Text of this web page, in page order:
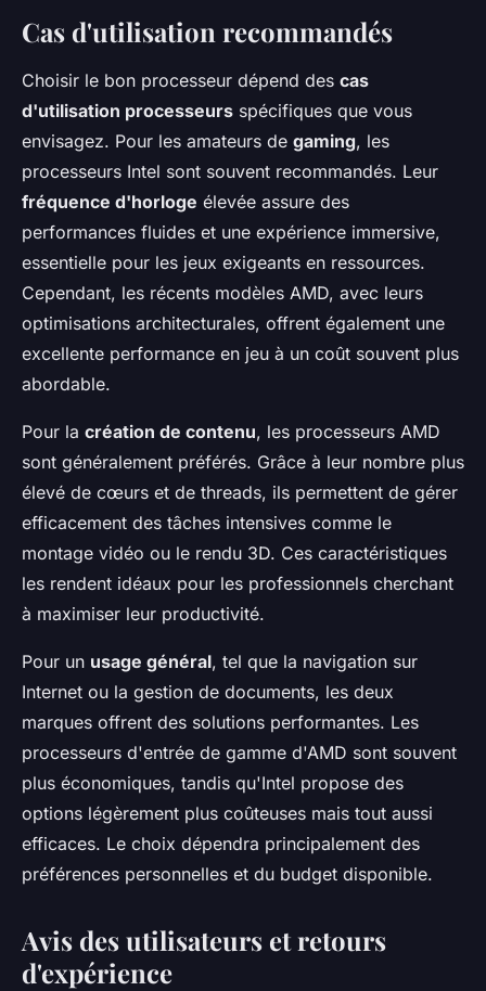
Cas d'utilisation recommandés
Choisir le bon processeur dépend des cas
d'utilisation processeurs spécifiques que vous
envisagez. Pour les amateurs de gaming, les
processeurs Intel sont souvent recommandés. Leur
fréquence d'horloge élevée assure des
performances fluides et une expérience immersive,
essentielle pour les jeux exigeants en ressources.
Cependant, les récents modèles AMD, avec leurs
optimisations architecturales, offrent également une
excellente performance en jeu à un coût souvent plus
abordable.
Pour la création de contenu, les processeurs AMD
sont généralement préférés. Grâce à leur nombre plus
élevé de cœurs et de threads, ils permettent de gérer
efficacement des tâches intensives comme le
montage vidéo ou le rendu 3D. Ces caractéristiques
les rendent idéaux pour les professionnels cherchant
à maximiser leur productivité.
Pour un usage général, tel que la navigation sur
Internet ou la gestion de documents, les deux
marques offrent des solutions performantes. Les
processeurs d'entrée de gamme d'AMD sont souvent
plus économiques, tandis qu'Intel propose des
options légèrement plus coûteuses mais tout aussi
efficaces. Le choix dépendra principalement des
préférences personnelles et du budget disponible.
Avis des utilisateurs et retours
d'expérience